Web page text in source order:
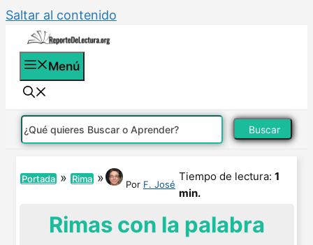
Saltar al contenido
Menú
Buscar
Portada » Rima » Por F. José
Tiempo de lectura: 1
min.
Rimas con la palabra